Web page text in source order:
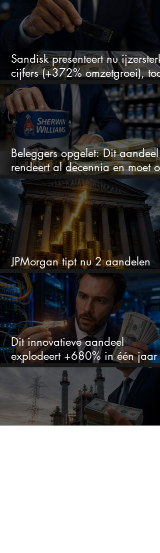
Sandisk presenteert nu
cijfers (+372% omzetgroei), toch
zakt het aandeel weg
Beleggers opgelet: Dit aandeel
rendeert al decennia en moet op
je watchlist staan!
JPMorgan tipt nu 2 aandelen
voor augustus
Dit innovatieve aandeel
explodeert +680% in één jaar
en blijft maar stijgen